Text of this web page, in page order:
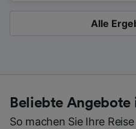
Alle
Beliebte Angebote
So machen Sie Ihre